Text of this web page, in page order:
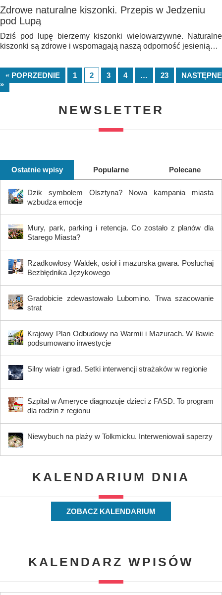
Zdrowe naturalne kiszonki. Przepis w Jedzeniu
pod Lupą
Dziś pod lupę bierzemy kiszonki wielowarzywne. Naturalne
kiszonki są zdrowe i wspomagają naszą odporność jesienią…
« POPRZEDNIE 1 2 3 4 … 23
NASTĘPNE
»
NEWSLETTER
Ostatnie wpisy Popularne Polecane
Dzik symbolem Olsztyna? Nowa kampania miasta
wzbudza emocje
Mury, park, parking i retencja. Co zostało z planów dla
Starego Miasta?
Rzadkowłosy Waldek, osioł i mazurska gwara. Posłuchaj
Bezbłędnika Językowego
Gradobicie zdewastowało Lubomino. Trwa szacowanie
strat
Krajowy Plan Odbudowy na Warmii i Mazurach. W Iławie
podsumowano inwestycje
Silny wiatr i grad. Setki interwencji strażaków w regionie
Szpital w Ameryce diagnozuje dzieci z FASD. To program
dla rodzin z regionu
Niewybuch na plaży w Tolkmicku. Interweniowali saperzy
KALENDARIUM DNIA
ZOBACZ KALENDARIUM
KALENDARZ WPISÓW